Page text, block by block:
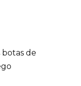
botas de